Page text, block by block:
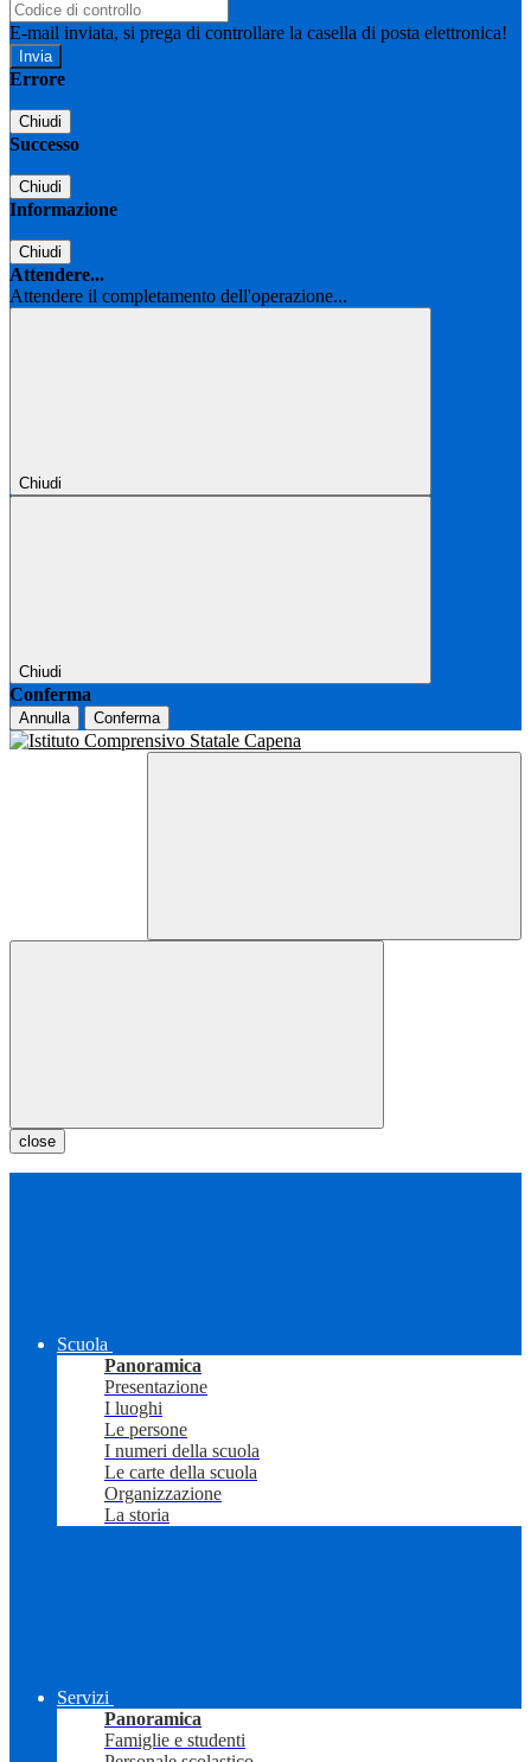
E-mail inviata, si prega di controllare la casella di posta elettronica!
Errore
Chiudi
Successo
Chiudi
Informazione
Chiudi
Attendere...
Attendere il completamento dell'operazione...
Chiudi
Chiudi
Conferma
Annulla Conferma
close
Scuola
Panoramica
Presentazione
I luoghi
Le persone
I numeri della scuola
Le carte della scuola
Organizzazione
La storia
Servizi
Panoramica
Famiglie e studenti